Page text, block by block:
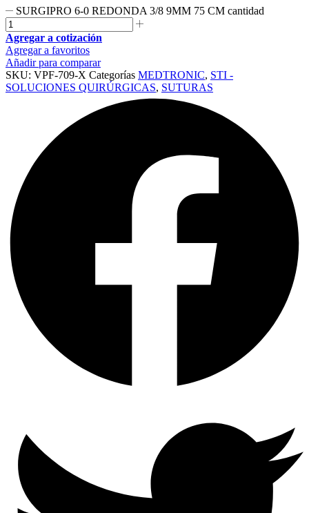
SURGIPRO 6-0 REDONDA 3/8 9MM 75 CM cantidad
Agregar a cotización
Agregar a favoritos
Añadir para comparar
SKU: VPF-709-X Categorías MEDTRONIC, STI -
SOLUCIONES QUIRÚRGICAS, SUTURAS